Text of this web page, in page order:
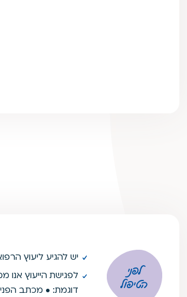
לפני
הטיפול
יש להגיע ליעוץ
לפגישת הייעוץ אנו